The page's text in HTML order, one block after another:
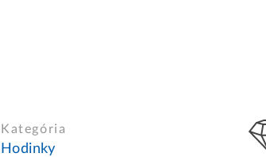
Kategória
Hodinky